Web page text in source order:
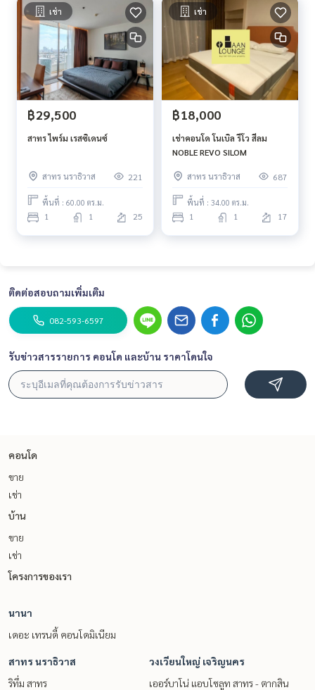
เช่า
฿29,500
สาทร ไพร์ม เรสซิเดนซ์
สาทร นราธิวาส 221
พื้นที่ : 60.00 ตร.ม.
1 1 25
เช่า
฿18,000
เช่าคอนโด โนเบิล รีโว สีลม
NOBLE REVO SILOM
สาทร นราธิวาส 687
พื้นที่ : 34.00 ตร.ม.
1 1 17
ติดต่อสอบถามเพิ่มเติม
082-593-6597
รับข่าวสารรายการ คอนโด และบ้าน ราคาโดนใจ
คอนโด
ขาย
เช่า
บ้าน
ขาย
เช่า
โครงการของเรา
นานา
เดอะ เทรนดี้ คอนโดมิเนียม
สาทร นราธิวาส
ริทึ่ม สาทร
วงเวียนใหญ่ เจริญนคร
เออร์บาโน่ แอบโซลูท สาทร - ตากสิน